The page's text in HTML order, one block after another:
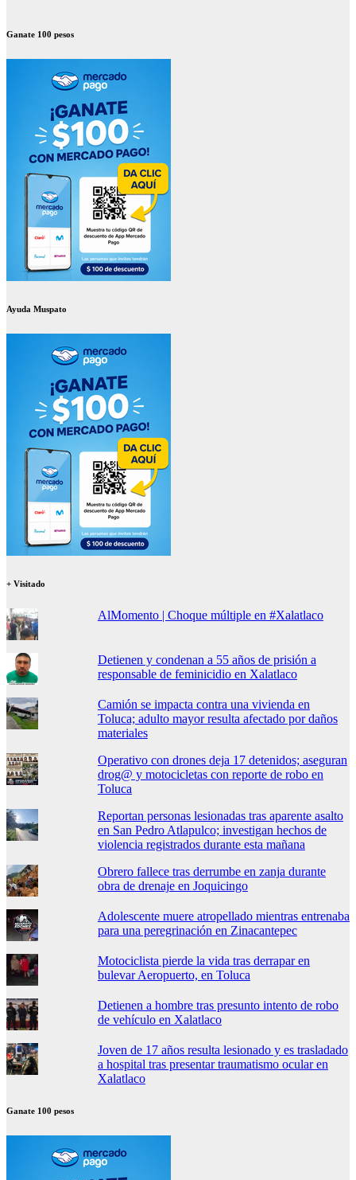
Ganate 100 pesos
Ayuda Muspato
+ Visitado
AlMomento | Choque múltiple en #Xalatlaco
Detienen y condenan a 55 años de prisión a
responsable de feminicidio en Xalatlaco
Camión se impacta contra una vivienda en
Toluca; adulto mayor resulta afectado por daños
materiales
Operativo con drones deja 17 detenidos; aseguran
drog@ y motocicletas con reporte de robo en
Toluca
Reportan personas lesionadas tras aparente asalto
en San Pedro Atlapulco; investigan hechos de
violencia registrados durante esta mañana
Obrero fallece tras derrumbe en zanja durante
obra de drenaje en Joquicingo
Adolescente muere atropellado mientras entrenaba
para una peregrinación en Zinacantepec
Motociclista pierde la vida tras derrapar en
bulevar Aeropuerto, en Toluca
Detienen a hombre tras presunto intento de robo
de vehículo en Xalatlaco
Joven de 17 años resulta lesionado y es trasladado
a hospital tras presentar traumatismo ocular en
Xalatlaco
Ganate 100 pesos